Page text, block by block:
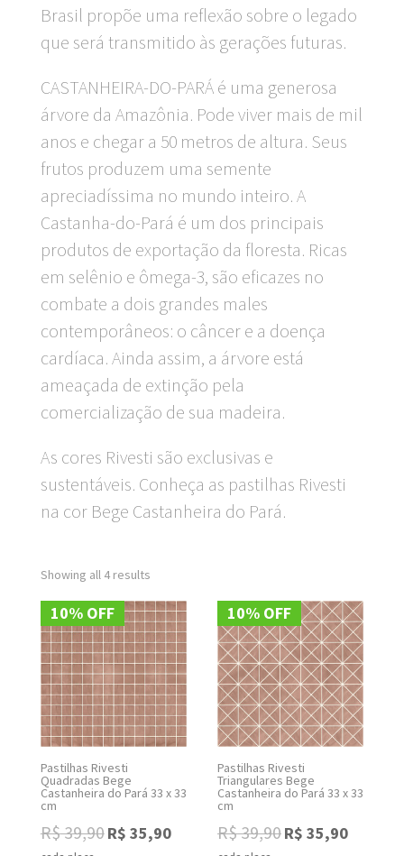
Brasil propõe uma reflexão sobre o legado
que será transmitido às gerações futuras.
CASTANHEIRA-DO-PARÁ é uma generosa
árvore da Amazônia. Pode viver mais de mil
anos e chegar a 50 metros de altura. Seus
frutos produzem uma semente
apreciadíssima no mundo inteiro. A
Castanha-do-Pará é um dos principais
produtos de exportação da floresta. Ricas
em selênio e ômega-3, são eficazes no
combate a dois grandes males
contemporâneos: o câncer e a doença
cardíaca. Ainda assim, a árvore está
ameaçada de extinção pela
comercialização de sua madeira.
As cores Rivesti são exclusivas e
sustentáveis. Conheça as pastilhas Rivesti
na cor Bege Castanheira do Pará.
Showing all 4 results
10% OFF
Pastilhas Rivesti
Quadradas Bege
Castanheira do Pará 33 x 33
cm
R$39,90 Original
R$ 35,90Current
10% OFF
Pastilhas Rivesti
Triangulares Bege
Castanheira do Pará 33 x 33
cm
R$39,90 Original
R$ 35,90